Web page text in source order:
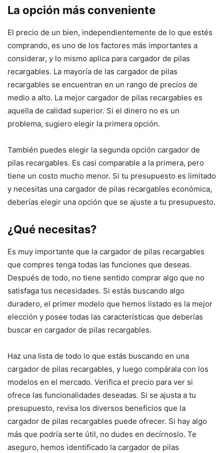
La opción más conveniente
El precio de un bien, independientemente de lo que estés
comprando, es uno de los factores más importantes a
considerar, y lo mismo aplica para cargador de pilas
recargables. La mayoría de las cargador de pilas
recargables se encuentran en un rango de precios de
medio a alto. La mejor cargador de pilas recargables es
aquella de calidad superior. Si el dinero no es un
problema, sugiero elegir la primera opción.
También puedes elegir la segunda opción cargador de
pilas recargables. Es casi comparable a la primera, pero
tiene un costo mucho menor. Si tu presupuesto es limitado
y necesitas una cargador de pilas recargables económica,
deberías elegir una opción que se ajuste a tu presupuesto.
¿Qué necesitas?
Es muy importante que la cargador de pilas recargables
que compres tenga todas las funciones que deseas.
Después de todo, no tiene sentido comprar algo que no
satisfaga tus necesidades. Si estás buscando algo
duradero, el primer modelo que hemos listado es la mejor
elección y posee todas las características que deberías
buscar en cargador de pilas recargables.
Haz una lista de todo lo que estás buscando en una
cargador de pilas recargables, y luego compárala con los
modelos en el mercado. Verifica el precio para ver si
ofrece las funcionalidades deseadas. Si se ajusta a tu
presupuesto, revisa los diversos beneficios que la
cargador de pilas recargables puede ofrecer. Si hay algo
más que podría serte útil, no dudes en decírnoslo. Te
aseguro, hemos identificado la cargador de pilas